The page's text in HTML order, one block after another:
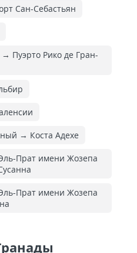
Сан-Себастьян
Пуэрто Рико де Гран-
→ Коста Адехе
Прат имени Жозепа
Прат имени Жозепа